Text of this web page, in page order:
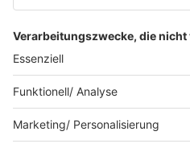
WEIHNACHTSMUSIK.FM
© barba radio. Ein Baby von